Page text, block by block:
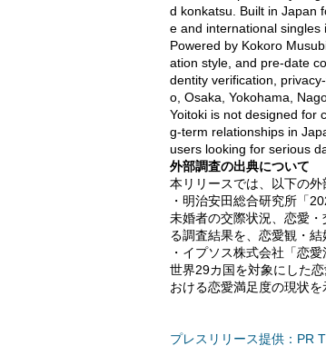
d konkatsu. Built in Japan
e and international singles
Powered by Kokoro
ation style, and pre-date
dentity verification,
o, Osaka, Yokohama,
Yoitoki is not designed for
g-term relationships in
users looking for serious
外部調査の出典について
本リリースでは、以下の外
・明治安田総合研究所「
未婚者の交際状況、恋愛
る調査結果を、恋愛観・
・イプソス株式会社「恋愛
世界29カ国を対象にした
おける恋愛満足度の現状を
プレスリリース提供：PR